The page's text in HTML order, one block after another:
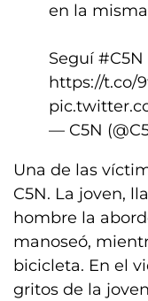
en la
Seguí #C5N
https://t.co/
— C5N
Una de las
C5N. La joven,
hombre la
manoseó,
bicicleta. En el
gritos de la